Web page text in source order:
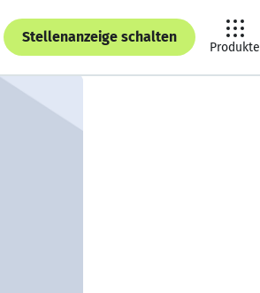
Stellenanzeige schalten
Produkte